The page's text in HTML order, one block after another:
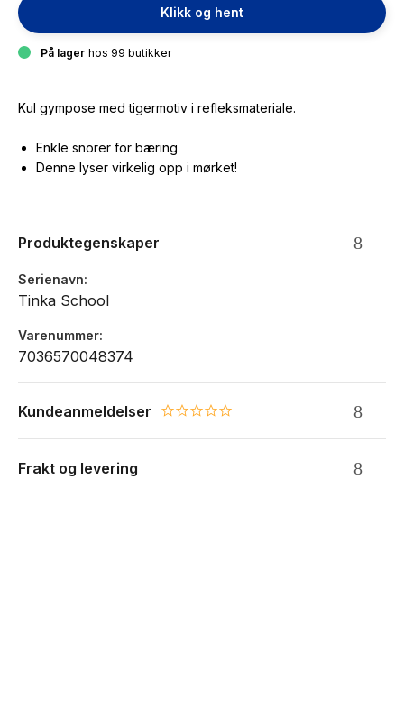
Klikk og hent
På lager hos 99 butikker
Kul gympose med tigermotiv i refleksmateriale.
Enkle snorer for bæring
Denne lyser virkelig opp i mørket!
Produktegenskaper
Serienavn
Tinka School
Varenummer
7036570048374
Kundeanmeldelser 0.0 star rating
Frakt og levering